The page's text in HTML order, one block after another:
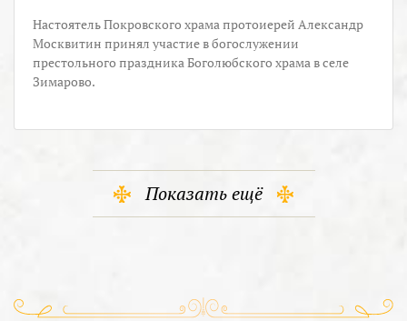
Настоятель Покровского храма протоиерей Александр
Москвитин принял участие в богослужении
престольного праздника Боголюбского храма в селе
Зимарово.
Показать ещё